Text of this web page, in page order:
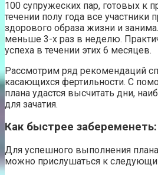
100 супружеских пар, готовых к
течении полу года все участники
здорового образа жизни и
меньше 3-х раз в неделю.
успеха в течении этих 6 месяцев.
Рассмотрим ряд рекомендаций
касающихся фертильности. С
плана удастся высчитать дни,
для зачатия.
Как быстрее
Для успешного выполнения
можно прислушаться к